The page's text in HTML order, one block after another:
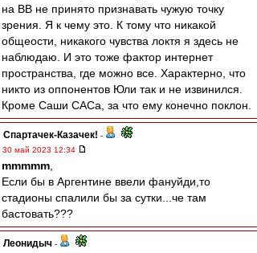
на ВВ не принято признавать чужую точку
зрения. Я к чему это. К тому что никакой
общеости, никакого чувства локтя я здесь не
наблюдаю. И это тоже фактор интернет
пространства, где можно все. Характерно, что
никто из оппонентов Юли так и не извинился.
Кроме Саши САСа, за что ему конечно поклон.
Спартачек-Казачек! -
30 май 2023 12:34
mmmmm
Если бы в Аргентине ввели фануйди,то
стадионы спалили бы за сутки...че там
бастовать???
Леонидыч -